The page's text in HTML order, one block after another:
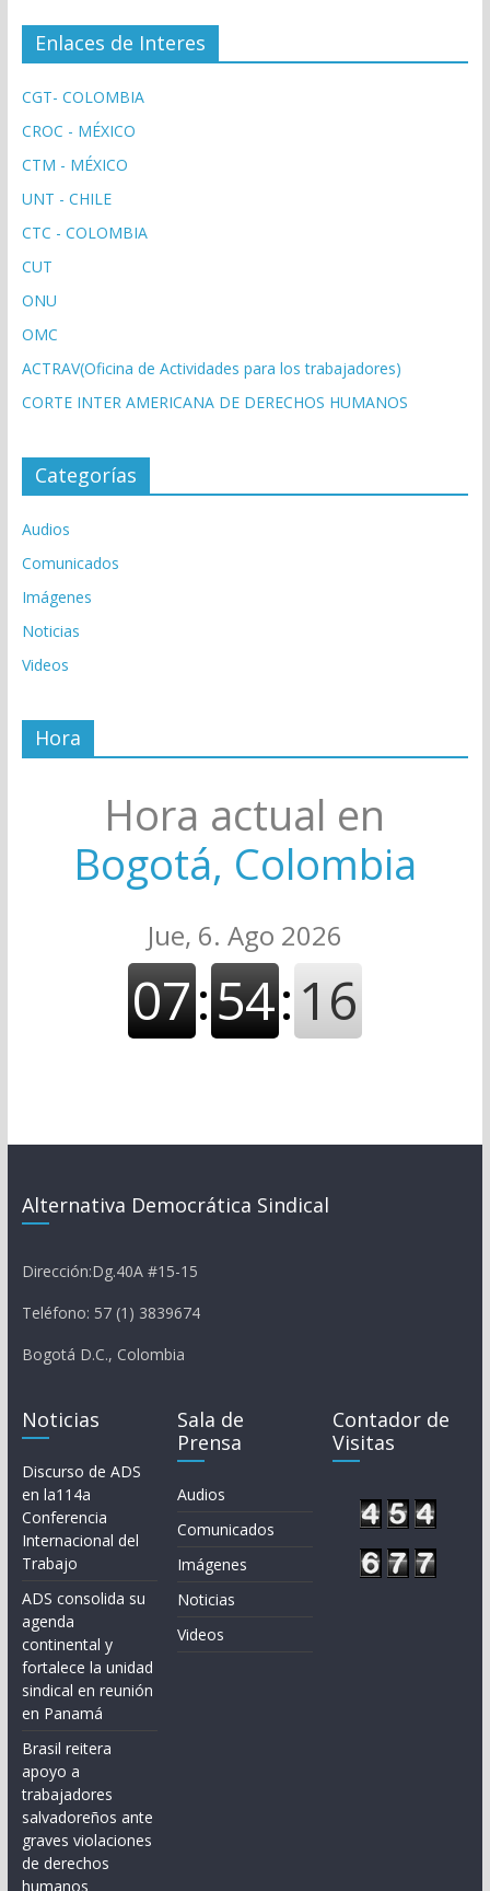
Enlaces de Interes
CGT- COLOMBIA
CROC - MÉXICO
CTM - MÉXICO
UNT - CHILE
CTC - COLOMBIA
CUT
ONU
OMC
ACTRAV(Oficina de Actividades para los trabajadores)
CORTE INTER AMERICANA DE DERECHOS HUMANOS
Categorías
Audios
Comunicados
Imágenes
Noticias
Videos
Hora
Hora actual en
Bogotá, Colombia
Alternativa Democrática Sindical
Dirección:Dg.40A #15-15
Teléfono: 57 (1) 3839674
Bogotá D.C., Colombia
Noticias
Discurso de ADS
en la114a
Conferencia
Internacional del
Trabajo
ADS consolida su
agenda
continental y
fortalece la unidad
sindical en reunión
en Panamá
Brasil reitera
apoyo a
trabajadores
salvadoreños ante
graves violaciones
de derechos
humanos
Sala de
Prensa
Audios
Comunicados
Imágenes
Noticias
Videos
Contador de
Visitas